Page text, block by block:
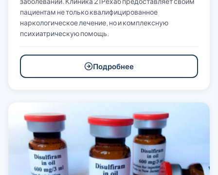
пациентам не только квалифицированное
наркологическое лечение, но и комплексную
психиатрическую помощь.
Подробнее